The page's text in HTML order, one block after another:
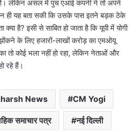
हैं। लेकिन असल में पुच एआई कंपनी ने तो अपने
न ही यह बता सकी कि उसके पास इतने बड़क ठेके
क्या है? इसी से साबित हो जाता है कि यूपी में योगी
के लिए हजारों-लाखों करोड़ का एमओयू
तो कोई भला नहीं हो रहा, लेकिन नेताओं और
रहे हैं।
News CM Yogi
समाचार पत्र नई दिल्ली